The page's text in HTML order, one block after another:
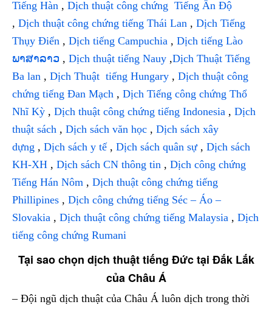
Tiếng Hàn , Dịch thuật công chứng Tiếng Ấn Độ
, Dịch thuật công chứng tiếng Thái Lan , Dịch Tiếng
Thụy Điển , Dịch tiếng Campuchia , Dịch tiếng Lào
ພາສາລາວ , Dịch thuật tiếng Nauy ,Dịch Thuật Tiếng
Ba lan , Dịch Thuật tiếng Hungary , Dịch thuật công
chứng tiếng Đan Mạch , Dịch Tiếng công chứng Thổ
Nhĩ Kỳ , Dịch thuật công chứng tiếng Indonesia , Dịch
thuật sách , Dịch sách văn học , Dịch sách xây
dựng , Dịch sách y tế, Dịch sách quân sự, Dịch sách
KH-XH , Dịch sách CN thông tin , Dịch công chứng
Tiếng Hán Nôm , Dịch thuật công chứng tiếng
Phillipines , Dịch công chứng tiếng Séc – Áo –
Slovakia , Dịch thuật công chứng tiếng Malaysia , Dịch
tiếng công chứng Rumani
Tại sao chọn dịch thuật tiếng Đức tại Đắk Lắk
của Châu Á
– Đội ngũ dịch thuật của Châu Á luôn dịch trong thời